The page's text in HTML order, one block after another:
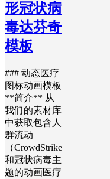
形冠状病
毒达芬奇
模板
### 动态医疗
图标动画模板
**简介** 从
我们的素材库
中获取包含人
群流动
（CrowdStrike）
和冠状病毒主
题的动画医疗